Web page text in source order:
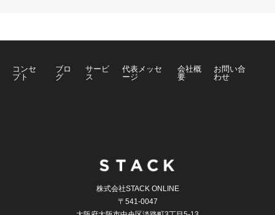
コンセ
プト
ブロ
グ
サービ
ス
代表メッセ
ージ
会社概
要
お問い合
わせ
株式会社STACK ONLINE
〒541-0047